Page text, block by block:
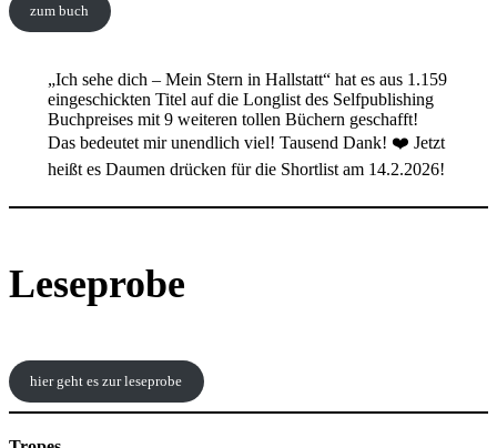
zum buch
„Ich sehe dich – Mein Stern in Hallstatt“ hat es aus 1.159
eingeschickten Titel auf die Longlist des Selfpublishing
Buchpreises mit 9 weiteren tollen Büchern geschafft!
Das bedeutet mir unendlich viel! Tausend Dank! ❤️ Jetzt
heißt es Daumen drücken für die Shortlist am 14.2.2026!
Leseprobe
hier geht es zur leseprobe